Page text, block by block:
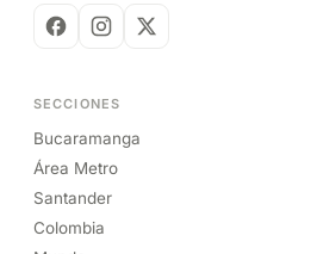
SECCIONES
Bucaramanga
Área Metro
Santander
Colombia